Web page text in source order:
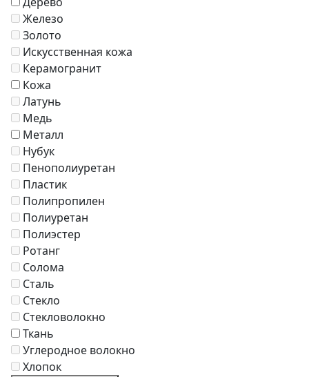
Железо
Золото
Искусственная кожа
Керамогранит
Кожа
Латунь
Медь
Металл
Нубук
Пенополиуретан
Пластик
Полипропилен
Полиуретан
Полиэстер
Ротанг
Солома
Сталь
Стекло
Стекловолокно
Ткань
Углеродное волокно
Хлопок